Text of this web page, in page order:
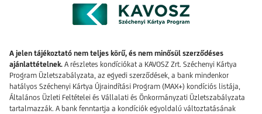
A jelen tájékoztató nem teljes körű, és nem minősül szerződéses
ajánlattételnek. A részletes kondíciókat a KAVOSZ Zrt. Széchenyi Kártya
Program Üzletszabályzata, az egyedi szerződések, a bank mindenkor
hatályos Széchenyi Kártya Újraindítási Program (MAX+) kondíciós listája,
Általános Üzleti Feltételei és Vállalati és Önkormányzati Üzletszabályzata
tartalmazzák. A bank fenntartja a kondíciók egyoldalú változtatásának